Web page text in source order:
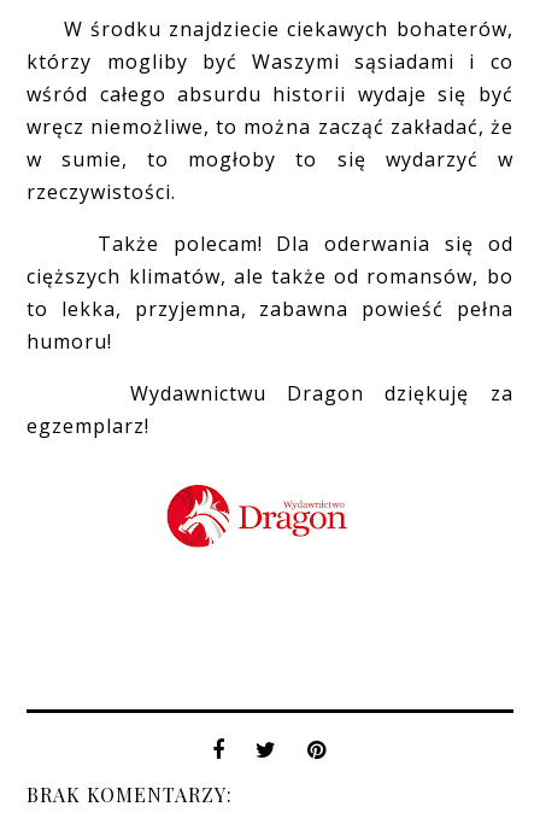
W środku znajdziecie ciekawych bohaterów,
którzy mogliby być Waszymi sąsiadami i co
wśród całego absurdu historii wydaje się być
wręcz niemożliwe, to można zacząć zakładać, że
w sumie, to mogłoby to się wydarzyć w
rzeczywistości.
Także polecam! Dla oderwania się od
cięższych klimatów, ale także od romansów, bo
to lekka, przyjemna, zabawna powieść pełna
humoru!
Wydawnictwu Dragon dziękuję za
egzemplarz!
BRAK KOMENTARZY: